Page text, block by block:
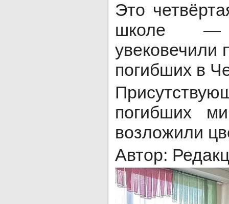
Это
школе —
увековечили
погибших в
погибших
возложили
Автор: